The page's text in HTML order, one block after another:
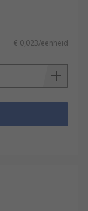
€ 0,023/eenheid